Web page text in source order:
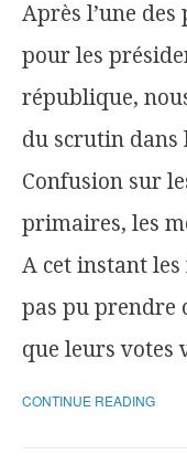
Après l’une
pour les
république,
du scrutin dans
Confusion sur
primaires, les
A cet instant
pas pu prendre
que leurs votes
CONTINUE READING